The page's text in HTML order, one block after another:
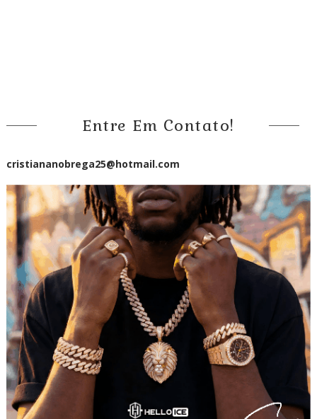
Entre Em Contato!
cristiananobrega25@hotmail.com